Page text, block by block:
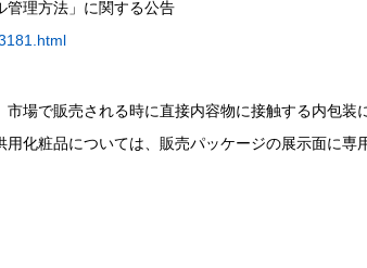
管理方法」に関する公告
場で販売される時に直接内容物に接触する内包装
化粧品については、販売パッケージの展示面に専